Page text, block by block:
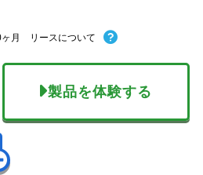
ヶ月 リースについて
製品を体験する